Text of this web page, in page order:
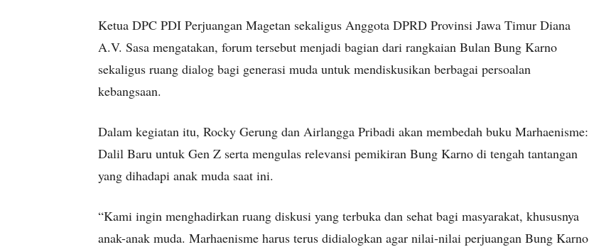
Ketua DPC PDI Perjuangan Magetan sekaligus Anggota DPRD Provinsi Jawa Timur Diana
A.V. Sasa mengatakan, forum tersebut menjadi bagian dari rangkaian Bulan Bung Karno
sekaligus ruang dialog bagi generasi muda untuk mendiskusikan berbagai persoalan
kebangsaan.
Dalam kegiatan itu, Rocky Gerung dan Airlangga Pribadi akan membedah buku Marhaenisme:
Dalil Baru untuk Gen Z serta mengulas relevansi pemikiran Bung Karno di tengah tantangan
yang dihadapi anak muda saat ini.
“Kami ingin menghadirkan ruang diskusi yang terbuka dan sehat bagi masyarakat, khususnya
anak-anak muda. Marhaenisme harus terus didialogkan agar nilai-nilai perjuangan Bung Karno